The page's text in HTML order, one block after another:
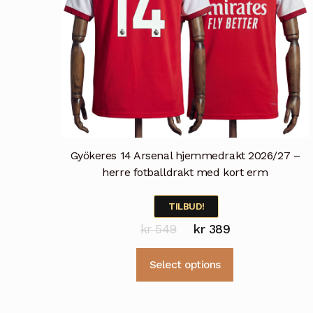
Gyökeres 14 Arsenal hjemmedrakt 2026/27 –
herre fotballdrakt med kort erm
TILBUD!
kr549
Opprinnelig
pris
var:
kr389Nåværende
pris
Select options